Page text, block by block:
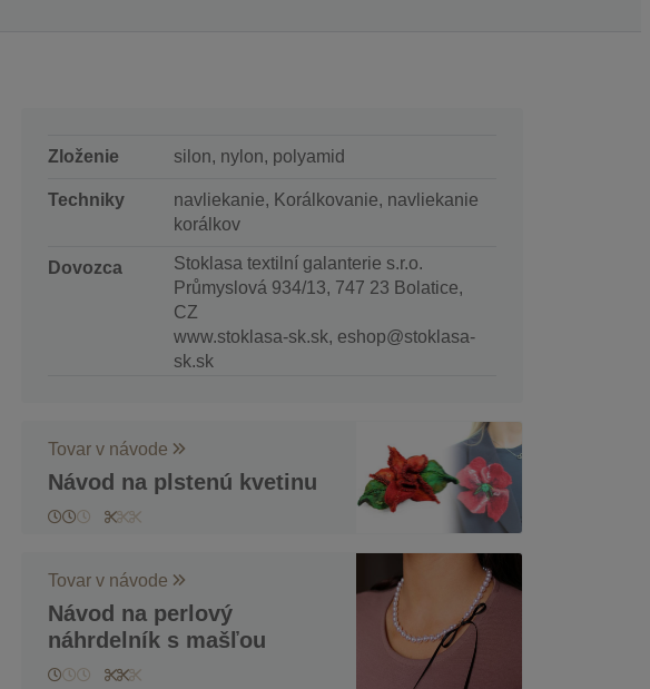
Zloženie silon, nylon, polyamid
Techniky
navliekanie, Korálkovanie, navliekanie
korálkov
Dovozca
Stoklasa textilní galanterie s.r.o.
Průmyslová 934/13, 747 23 Bolatice,
CZ
www.stoklasa-sk.sk, eshop@stoklasa-
sk.sk
Tovar v návode
Návod na plstenú kvetinu
Tovar v návode
Návod na perlový
náhrdelník s mašľou